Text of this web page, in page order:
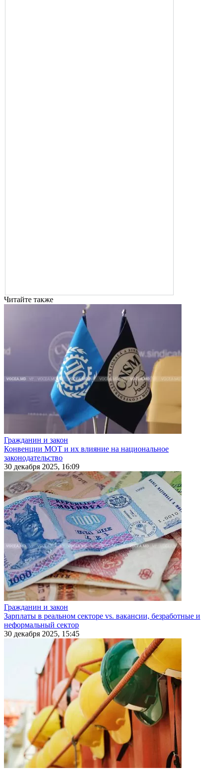
Читайте также
Гражданин и закон
Конвенции МОТ и их влияние на национальное
законодательство
30 декабря 2025, 16:09
Гражданин и закон
Зарплаты в реальном секторе vs. вакансии, безработные и
неформальный сектор
30 декабря 2025, 15:45